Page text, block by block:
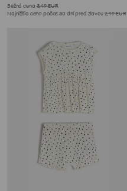
Bežná cena 3,49EUR
Najnižšia cena počas 30 dní pred zľavou2,49EUR